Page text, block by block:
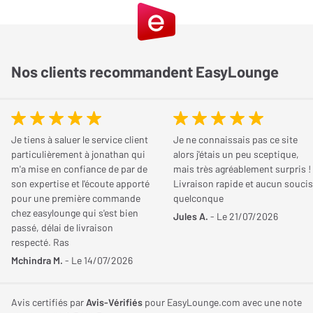
Il dispose d’une alimentation spécifique composée de 2
transformateurs haut de gamme (un par canal) à très faible bruit
ainsi que de 4 régulateurs de tension.
L’ensemble est blindé par un coffret en métal afin de préserver
Entièrement à composants discrets, il n’intègre aucun
condensateur de liaison.
Les configurations (MM/MC, impédance d’entrée) sont
directement accessibles par l’arrière du châssis.
Données techniques :- Impédance d’entrée : 47k ou 100k-
Capacité d’entrée : 100 pF ou rien- Gain MM : 40 dB- Gain MC High
: 46 dB- Gain MC Low : 52 dB- THD : 0,05 %- Alimentation : 7,2V-
Accessoires fournis :- Câble d'alimentation secteur- Câble RCA
Poids 2,50 Kg
Profondeur 220 mm
Hauteur 65 mm
JE DONNE MON AVIS
Acheteur certifié
NOTE GLOBALE 5 / 5
Qualité de son
5/ 5
Esthétique
5/ 5
Connectique
5/ 5
Simplicité
Qualité/Prix
Nos clients recommandent EasyLounge
Je tiens à saluer le service client
particulièrement à jonathan qui
m'a mise en confiance de par de
son expertise et l'écoute apporté
pour une première commande
chez easylounge qui s'est bien
passé, délai de livraison
respecté. Ras
Mchindra M. - Le 14/07/2026
Je ne connaissais pas ce site
alors j'étais un peu sceptique,
mais très agréablement surpris !
Livraison rapide et aucun soucis
quelconque
Jules A. - Le 21/07/2026
Avis certifiés parAvis-Vérifiés pour EasyLounge.com avec une note